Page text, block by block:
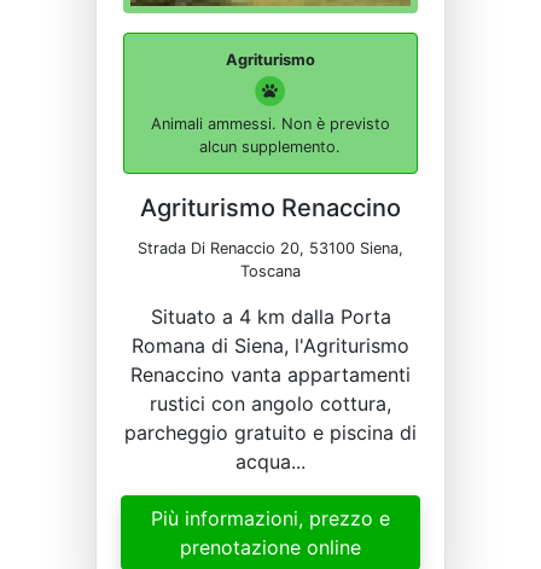
Agriturismo
Animali ammessi. Non è previsto
alcun supplemento.
Agriturismo Renaccino
Strada Di Renaccio 20, 53100 Siena,
Toscana
Situato a 4 km dalla Porta
Romana di Siena, l'Agriturismo
Renaccino vanta appartamenti
rustici con angolo cottura,
parcheggio gratuito e piscina di
acqua...
Più informazioni, prezzo e
prenotazione online